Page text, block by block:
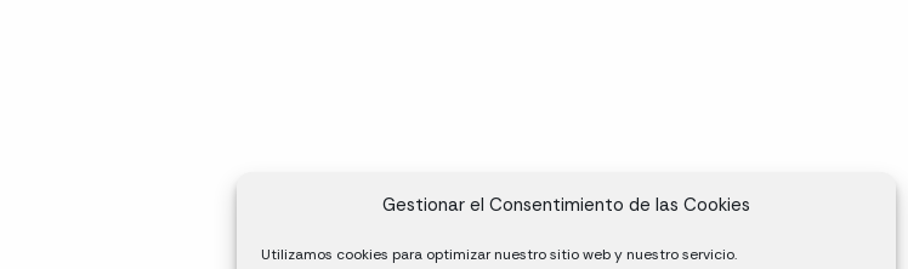
Gestionar el Consentimiento de las Cookies
Utilizamos cookies para optimizar nuestro sitio web y nuestro servicio.